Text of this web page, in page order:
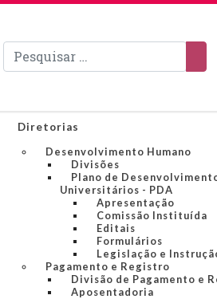
Pesquisar
Diretorias
Desenvolvimento Humano
Divisões
Plano de
Universitários - PDA
Apresentação
Comissão Instituída
Editais
Formulários
Legislação e
Pagamento e Registro
Divisão de Pagamento e
Aposentadoria